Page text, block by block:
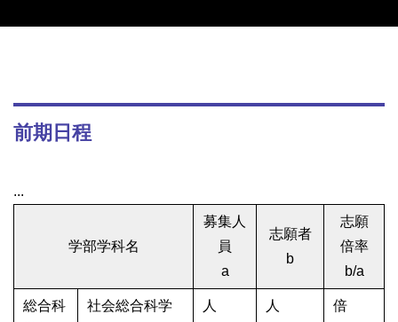
前期日程
...
学部学科名
募集人
員
a
志願者
b
志願
倍率
b/a
総合科
社会総合科学
人
人
倍